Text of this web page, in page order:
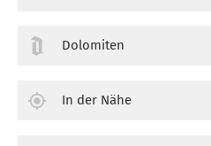
Dolomiten
In der Nähe